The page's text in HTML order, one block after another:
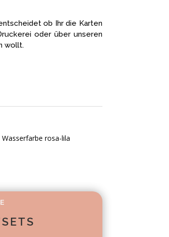
ob Ihr die Karten
oder über unseren
wollt.
Wasserfarbe rosa-lila